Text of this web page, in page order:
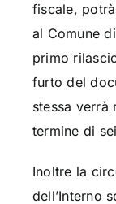
fiscale,
al Comune
primo
furto del
stessa verrà
termine di
Inoltre la
dell’Interno